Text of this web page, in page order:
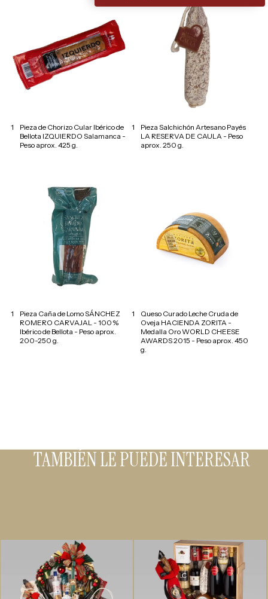
1
Pieza de Chorizo Cular Ibérico de
Bellota IZQUIERDO Salamanca -
Peso aprox. 425 g.
1
Pieza Salchichón Artesano Payés
LA RESERVA DE CAULA - Peso
aprox. 250 g.
1
Pieza Caña de Lomo SÁNCHEZ
ROMERO CARVAJAL - 100 %
Ibérico de Bellota - Peso aprox.
200-250 g.
1
Queso Curado Leche Cruda de
Oveja HACIENDA ZORITA -
Medalla Oro WORLD CHEESE
AWARDS 2015 - Peso aprox. 450
g.
TAMBIÉN LE PUEDE INTERESAR